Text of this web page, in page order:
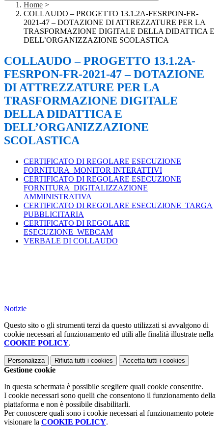
Home >
COLLAUDO – PROGETTO 13.1.2A-FESRPON-FR-
2021-47 – DOTAZIONE DI ATTREZZATURE PER LA
TRASFORMAZIONE DIGITALE DELLA DIDATTICA E
DELL’ORGANIZZAZIONE SCOLASTICA
COLLAUDO – PROGETTO 13.1.2A-
FESRPON-FR-2021-47 – DOTAZIONE
DI ATTREZZATURE PER LA
TRASFORMAZIONE DIGITALE
DELLA DIDATTICA E
DELL’ORGANIZZAZIONE
SCOLASTICA
CERTIFICATO DI REGOLARE ESECUZIONE
FORNITURA_MONITOR INTERATTIVI
CERTIFICATO DI REGOLARE ESECUZIONE
FORNITURA_DIGITALIZZAZIONE
AMMINISTRATIVA
CERTIFICATO DI REGOLARE ESECUZIONE_TARGA
PUBBLICITARIA
CERTIFICATO DI REGOLARE
ESECUZIONE_WEBCAM
VERBALE DI COLLAUDO
Notizie
Questo sito o gli strumenti terzi da questo utilizzati si avvalgono di
cookie necessari al funzionamento ed utili alle finalità illustrate nella
COOKIE POLICY.
Personalizza Rifiuta tutti i cookies Accetta tutti i cookies
Gestione cookie
In questa schermata è possibile scegliere quali cookie consentire.
I cookie necessari sono quelli che consentono il funzionamento della
piattaforma e non è possibile disabilitarli.
Per conoscere quali sono i cookie necessari al funzionamento potete
visionare la COOKIE POLICY.